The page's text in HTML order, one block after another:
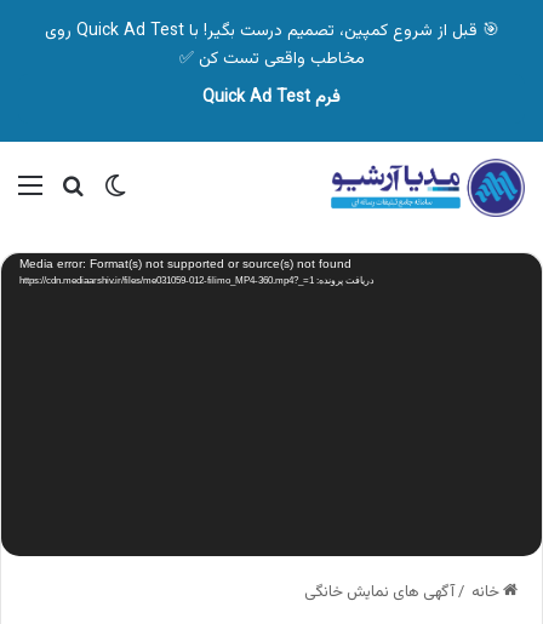
🎯 قبل از شروع کمپین، تصمیم درست بگیر! با Quick Ad Test روی
مخاطب واقعی تست کن ✅
فرم Quick Ad Test
تغییر پوسته
نمایشگر
ویدیو Media error: Format(s) not supported or source(s) not found
دریافت پرونده: https://cdn.mediaarshiv.ir/files/me031059-012-filimo_MP4-360.mp4?_=1
خانه /آگهی های نمایش خانگی